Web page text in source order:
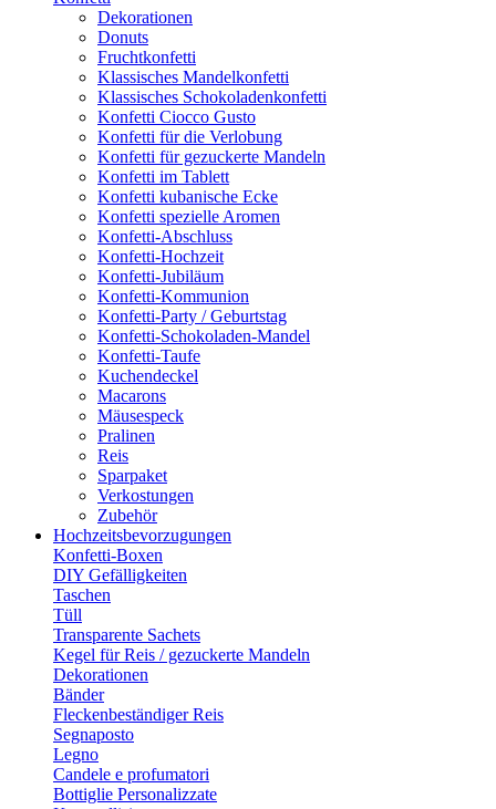
Dekorationen
Donuts
Fruchtkonfetti
Klassisches Mandelkonfetti
Klassisches Schokoladenkonfetti
Konfetti Ciocco Gusto
Konfetti für die Verlobung
Konfetti für gezuckerte Mandeln
Konfetti im Tablett
Konfetti kubanische Ecke
Konfetti spezielle Aromen
Konfetti-Abschluss
Konfetti-Hochzeit
Konfetti-Jubiläum
Konfetti-Kommunion
Konfetti-Party / Geburtstag
Konfetti-Schokoladen-Mandel
Konfetti-Taufe
Kuchendeckel
Macarons
Mäusespeck
Pralinen
Reis
Sparpaket
Verkostungen
Zubehör
Hochzeitsbevorzugungen
Konfetti-Boxen
DIY Gefälligkeiten
Taschen
Tüll
Transparente Sachets
Kegel für Reis / gezuckerte Mandeln
Dekorationen
Bänder
Fleckenbeständiger Reis
Segnaposto
Legno
Candele e profumatori
Bottiglie Personalizzate